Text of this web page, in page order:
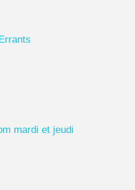
mardi et jeudi